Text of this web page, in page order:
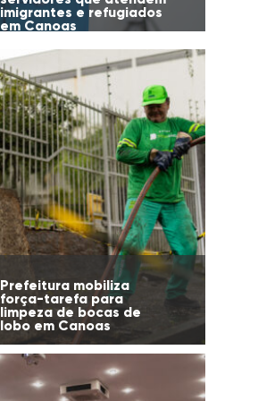
imigrantes e refugiados
em Canoas
Prefeitura mobiliza
força-tarefa para
limpeza de bocas de
lobo em Canoas